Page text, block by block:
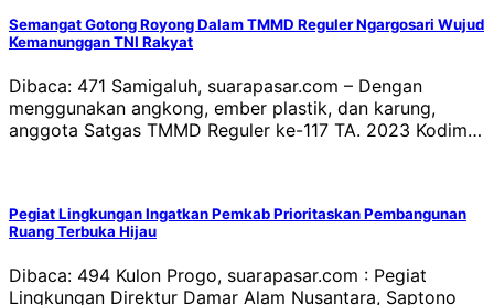
Semangat Gotong Royong Dalam TMMD Reguler Ngargosari Wujud
Kemanunggan TNI Rakyat
Dibaca: 471 Samigaluh, suarapasar.com – Dengan
menggunakan angkong, ember plastik, dan karung,
anggota Satgas TMMD Reguler ke-117 TA. 2023 Kodim…
Pegiat Lingkungan Ingatkan Pemkab Prioritaskan Pembangunan
Ruang Terbuka Hijau
Dibaca: 494 Kulon Progo, suarapasar.com : Pegiat
Lingkungan Direktur Damar Alam Nusantara, Saptono